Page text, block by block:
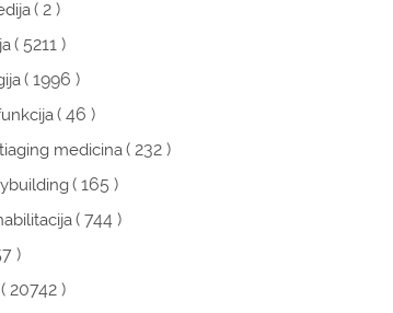
( 2 )
( 5211 )
( 1996 )
( 46 )
medicina( 232 )
( 165 )
( 744 )
)
( 20742 )